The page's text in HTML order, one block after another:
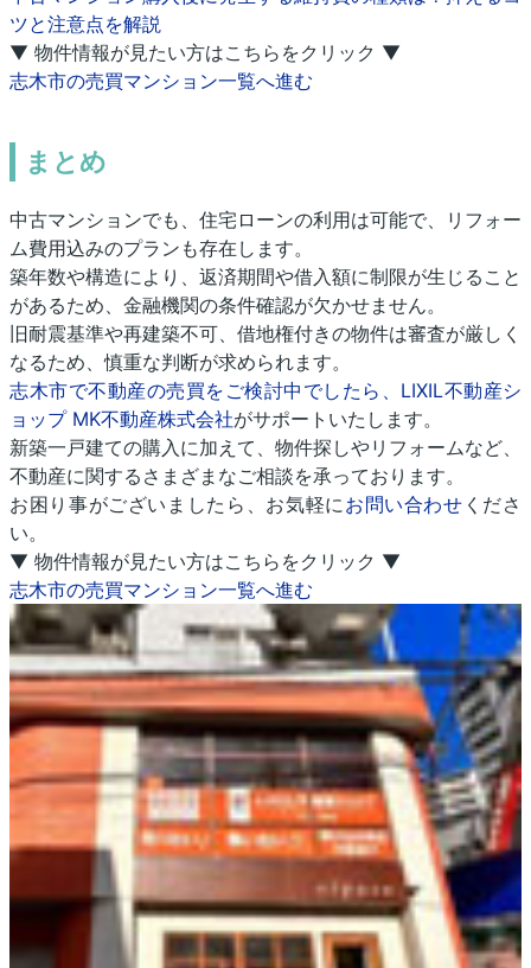
ツと注意点を解説
▼ 物件情報が見たい方はこちらをクリック ▼
志木市の売買マンション一覧へ進む
まとめ
中古マンションでも、住宅ローンの利用は可能で、リフォー
ム費用込みのプランも存在します。
築年数や構造により、返済期間や借入額に制限が生じること
があるため、金融機関の条件確認が欠かせません。
旧耐震基準や再建築不可、借地権付きの物件は審査が厳しく
なるため、慎重な判断が求められます。
志木市で不動産の売買をご検討中でしたら、LIXIL不動産シ
ョップ MK不動産株式会社がサポートいたします。
新築一戸建ての購入に加えて、物件探しやリフォームなど、
不動産に関するさまざまなご相談を承っております。
お困り事がございましたら、お気軽にお問い合わせ くださ
い。
▼ 物件情報が見たい方はこちらをクリック ▼
志木市の売買マンション一覧へ進む